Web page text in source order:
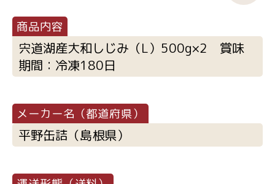
宍道湖産大和しじみ（L）500g×2 賞味
期間：冷凍180日
平野缶詰（島根県）